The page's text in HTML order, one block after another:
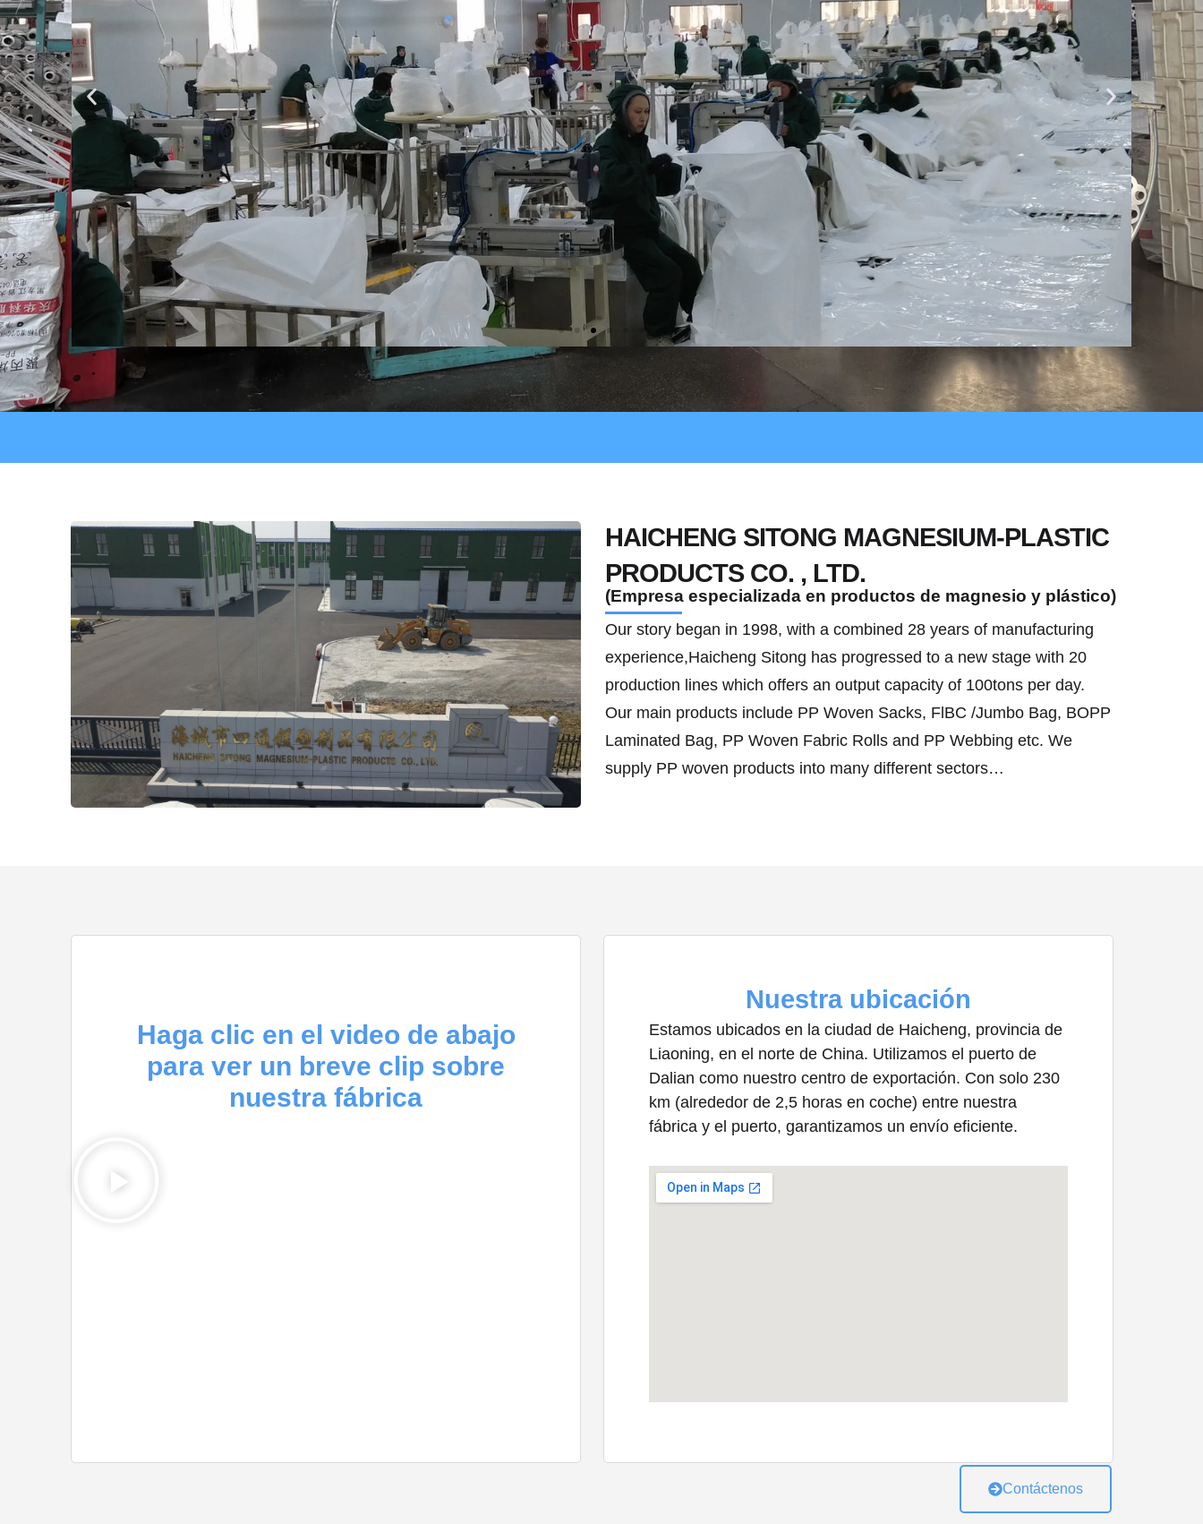
HAICHENG SITONG MAGNESIUM-PLASTIC
PRODUCTS CO. , LTD.
(Empresa especializada en productos de magnesio y plástico)
Our story began in 1998, with a combined 28 years of manufacturing
experience,Haicheng Sitong has progressed to a new stage with 20
production lines which offers an output capacity of 100tons per day.
Our main products include PP Woven Sacks, FlBC /Jumbo Bag, BOPP
Laminated Bag, PP Woven Fabric Rolls and PP Webbing etc. We
supply PP woven products into many different sectors…
Haga clic en el video de abajo
para ver un breve clip sobre
nuestra fábrica
Nuestra ubicación
Estamos ubicados en la ciudad de Haicheng, provincia de
Liaoning, en el norte de China. Utilizamos el puerto de
Dalian como nuestro centro de exportación. Con solo 230
km (alrededor de 2,5 horas en coche) entre nuestra
fábrica y el puerto, garantizamos un envío eficiente.
Contáctenos